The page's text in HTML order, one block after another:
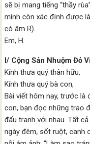
sẽ bị mang tiếng “thầy
mình còn xác định được
có âm R).
Em, H.
I/ Cộng Sản Nhuộm Đỏ
Kính thưa quý thân hữu,
Kính thưa quý bà con,
Bài viết hôm nay, trước là
con, bạn đọc những trao
đấu tranh với nhau. Tất
ngày đêm, sốt ruột, canh